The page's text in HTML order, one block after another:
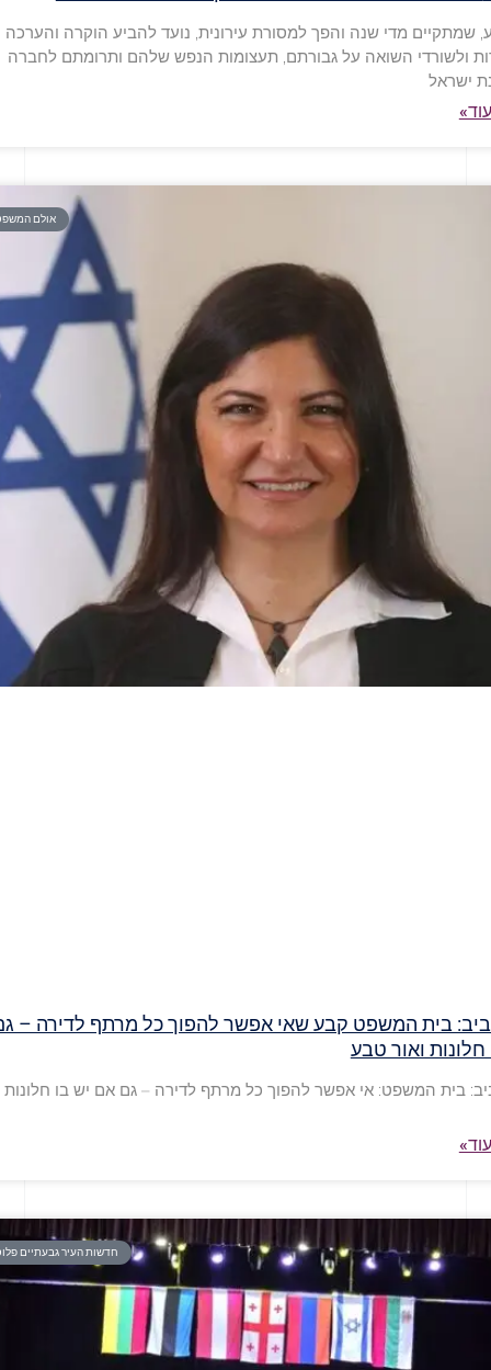
שמתקיים מדי שנה והפך למסורת עירונית, נועד להביע הוקרה והערכה
ולשורדי השואה על גבורתם, תעצומות הנפש שלהם ותרומתם לחברה
ישראל
אולם
בית המשפט קבע שאי אפשר להפוך כל מרתף לדירה –
חלונות ואור טבע
בית המשפט: אי אפשר להפוך כל מרתף לדירה – גם אם יש בו חלונות
חדשות העיר גבעתיים